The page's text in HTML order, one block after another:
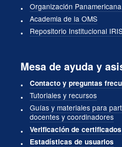
Organización
Academia de la OMS
Repositorio Institucional
Mesa de ayuda y
Contacto y preguntas
Tutoriales y recursos
Guías y materiales para
docentes y coordinadores
Verificación de certificados
Estadísticas de usuarios